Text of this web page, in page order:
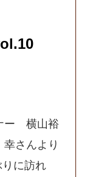
ー 横山裕
幸さんより
に訪れ